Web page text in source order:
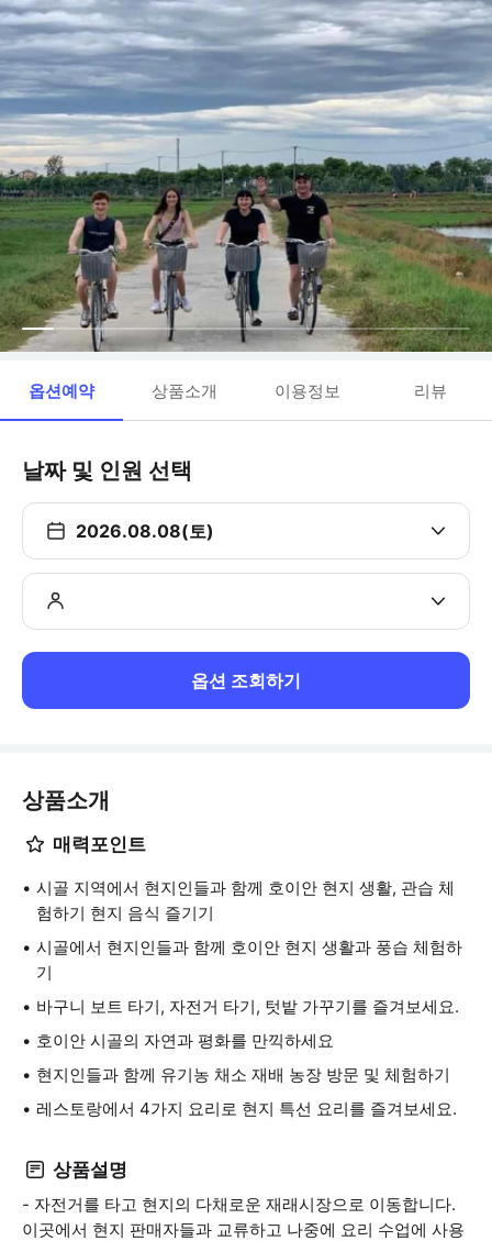
옵션예약 상품소개 이용정보 리뷰
날짜 및 인원 선택
2026.08.08(토)
옵션 조회하기
상품소개
매력포인트
시골 지역에서 현지인들과 함께 호이안 현지 생활, 관습 체
험하기 현지 음식 즐기기
시골에서 현지인들과 함께 호이안 현지 생활과 풍습 체험하
기
바구니 보트 타기, 자전거 타기, 텃밭 가꾸기를 즐겨보세요.
호이안 시골의 자연과 평화를 만끽하세요
현지인들과 함께 유기농 채소 재배 농장 방문 및 체험하기
레스토랑에서 4가지 요리로 현지 특선 요리를 즐겨보세요.
상품설명
- 자전거를 타고 현지의 다채로운 재래시장으로 이동합니다.
이곳에서 현지 판매자들과 교류하고 나중에 요리 수업에 사용